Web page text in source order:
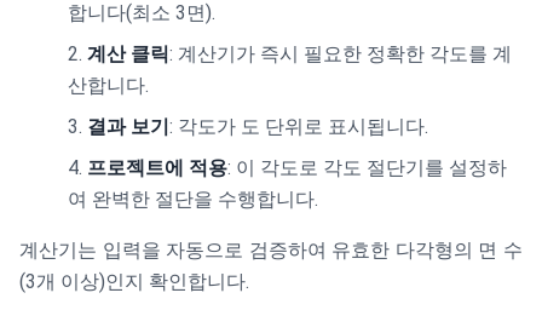
합니다(최소 3면).
계산 클릭: 계산기가 즉시 필요한 정확한 각도를 계
산합니다.
결과 보기: 각도가 도 단위로 표시됩니다.
프로젝트에 적용: 이 각도로 각도 절단기를 설정하
여 완벽한 절단을 수행합니다.
계산기는 입력을 자동으로 검증하여 유효한 다각형의 면 수
(3개 이상)인지 확인합니다.